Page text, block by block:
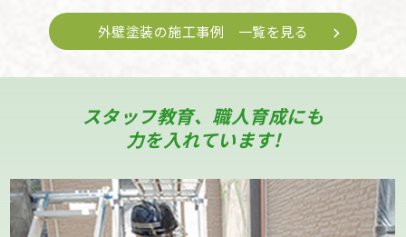
外壁塗装の施工事例 一覧を見る
スタッフ教育、職人育成にも
力を入れています!